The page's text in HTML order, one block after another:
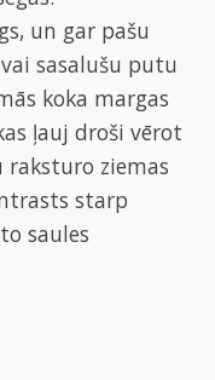
un gar pašu
sasalušu putu
koka margas
ļauj droši vērot
raksturo ziemas
starp
saules